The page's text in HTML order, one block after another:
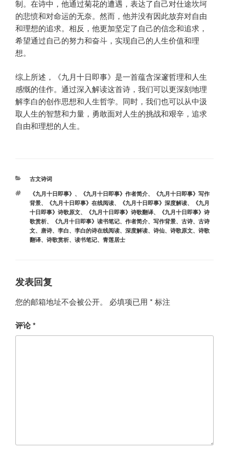
制。在诗中，他通过菊花的遭遇，表达了自己对仕途坎坷
的悲愤和对命运的无奈。然而，他并没有因此放弃对自由
和理想的追求。相反，他更加坚定了自己的信念和追求，
希望通过自己的努力和奋斗，实现自己的人生价值和理
想。
综上所述，《九月十日即事》是一首蕴含深邃哲理和人生
感慨的佳作。通过深入解读这首诗，我们可以更深刻地理
解李白的创作思想和人生哲学。同时，我们也可以从中汲
取人生的智慧和力量，勇敢面对人生的挑战和艰辛，追求
自由和理想的人生。
分
古文诗词
标
签
《九月十日即事》 、 《九月十日即事》作者简介、
《九月十日即事》写作
背景、 《九月十日即事》在线阅读、 《九月十日即事》深度解读、
《九月
十日即事》诗歌原文、 《九月十日即事》诗歌翻译、
《九月十日即事》诗
歌赏析、 《九月十日即事》读书笔记、 作者简介、 写作背景、 古诗、 古诗
文、 唐诗、 李白、 李白的诗在线阅读、 深度解读、 诗仙、 诗歌原文、 诗歌
翻译、 诗歌赏析、 读书笔记、 青莲居士
发表回复
您的邮箱地址不会被公开。 必填项已用 * 标注
评论*